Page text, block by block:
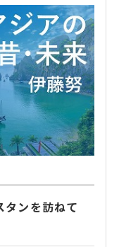
ンを訪ねて